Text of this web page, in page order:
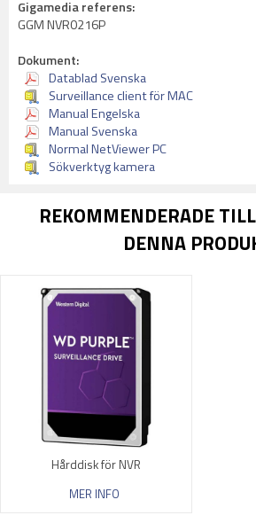
Gigamedia referens:
GGM NVR0216P
Dokument:
Datablad Svenska
Surveillance client för MAC
Manual Engelska
Manual Svenska
Normal NetViewer PC
Sökverktyg kamera
REKOMMENDERADE
DENNA
Hårddisk för NVR
MER INFO